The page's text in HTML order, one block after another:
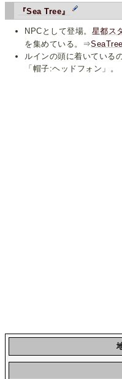
『Sea Tree』
NPCとして登場。 星都ス
を集めている。⇒
ルインの頭に着いている
「帽子:ヘッドフォン」。